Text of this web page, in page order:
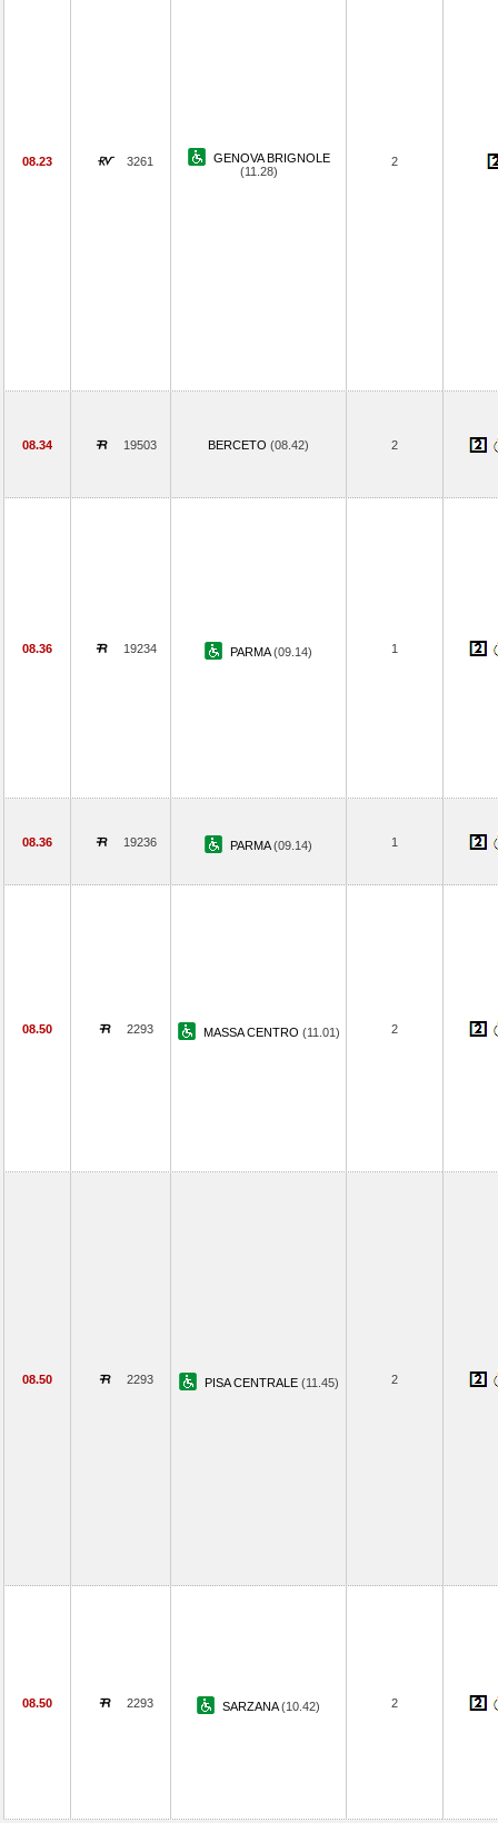
08.23 3261
GENOVA BRIGNOLE
(11.28)
2
08.34 19503 BERCETO (08.42) 2
08.36 19234 PARMA(09.14) 1
08.36 19236 PARMA(09.14) 1
08.50 2293 MASSA CENTRO (11.01) 2
08.50 2293 PISA CENTRALE (11.45) 2
08.50 2293 SARZANA(10.42) 2